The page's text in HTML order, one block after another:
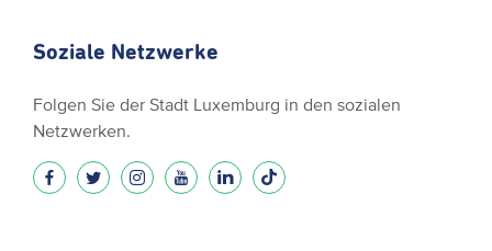
Soziale Netzwerke
Folgen Sie der Stadt Luxemburg in den sozialen
Netzwerken.